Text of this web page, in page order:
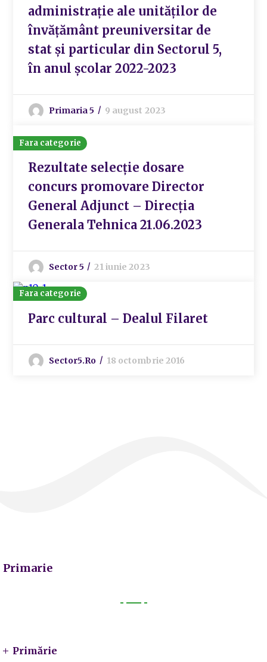
administrație ale unităților de
învățământ preuniversitar de
stat și particular din Sectorul 5,
în anul școlar 2022-2023
Primaria 5 9 august 2023
Fara categorie
Rezultate selecție dosare
concurs promovare Director
General Adjunct – Direcția
Generala Tehnica 21.06.2023
Sector 5 21 iunie 2023
Fara categorie
Parc cultural – Dealul Filaret
Sector5.ro 18 octombrie 2016
Primarie
Primărie